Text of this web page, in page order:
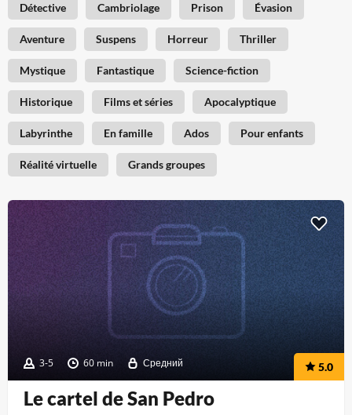
Détective Cambriolage Prison Évasion
Aventure Suspens Horreur Thriller
Mystique Fantastique Science-fiction
Historique Films et séries Apocalyptique
Labyrinthe En famille Ados Pour enfants
Réalité virtuelle Grands groupes
3-5 60 min Средний 5.0
Le cartel de San Pedro